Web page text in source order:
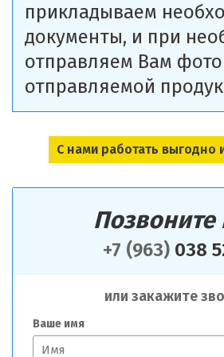
Позвоните
+7 (963)038
или закажите
Ваше имя
прикладываем
документы, и при
отправляем Вам фото
отправляемой
С нами работать выгодно